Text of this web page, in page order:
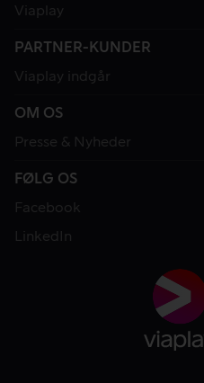
Viaplay
PARTNER-KUNDER
Viaplay indgår
OM OS
Presse & Nyheder
FØLG OS
Facebook
LinkedIn